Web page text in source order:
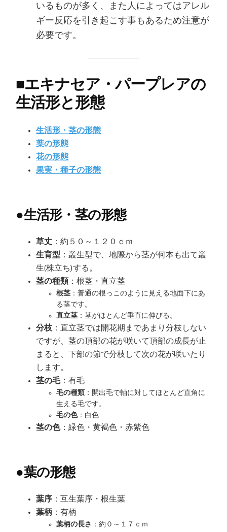
いるものが多く、また人によってはアレル
ギー反応を引き起こす事もあるため注意が
必要です。
■エキナセア・パープレアの
生活形と形態
生活形・茎の形態
葉の形態
花の形態
果実・種子の形態
●生活形・茎の形態
草丈 ：約５０～１２０ｃｍ
生育型 ：叢生型で、地際から茎が何本も出て叢
生(株立ち)する。
茎の種類 ：根茎・直立茎
根茎 ：普通の根っこのように見える地面下にあ
る茎です。
直立茎 ：茎がほとんど垂直に伸びる。
分枝 ：直立茎では開花期まであまり分枝しない
ですが、茎の頂部の花が咲いて頂部の成長が止
まると、下部の節で分枝して次の花が咲いたり
します。
茎の毛：有毛
毛の種類 ：開出毛で軸に対してほとんど直角に
生える毛です。
毛の色：白色
茎の色：緑色・黄褐色・赤紫色
●葉の形態
葉序 ：互生葉序・根生葉
葉柄 ：有柄
葉柄の長さ ：約０～１７ｃｍ